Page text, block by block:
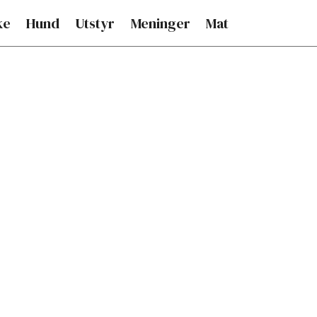
Hund Utstyr Meninger Mat